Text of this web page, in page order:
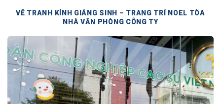
VẼ TRANH KÍNH GIÁNG SINH – TRANG TRÍ NOEL TÒA
NHÀ VĂN PHÒNG CÔNG TY